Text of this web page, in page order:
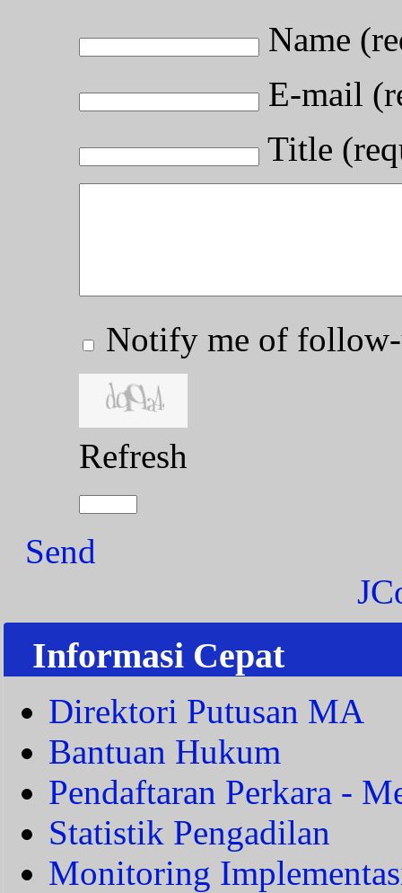
Name
E-mail
Title
Notify me of follow-
Refresh
Send
Informasi Cepat
Direktori Putusan MA
Bantuan Hukum
Pendaftaran Perkara -
Statistik Pengadilan
Monitoring